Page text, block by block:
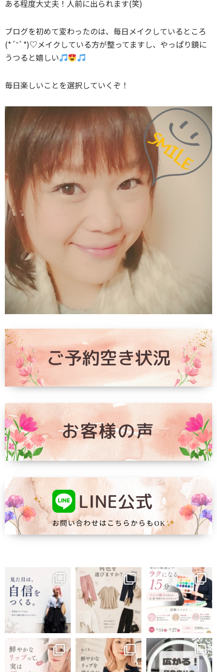
ある程度大丈夫！人前に出られます(笑)
ブログを初めて変わったのは、毎日メイクしているところ
(*´˘`*)♡メイクしている方が整ってますし、やっぱり鏡に
うつると嬉しい
毎日楽しいことを選択していくぞ！